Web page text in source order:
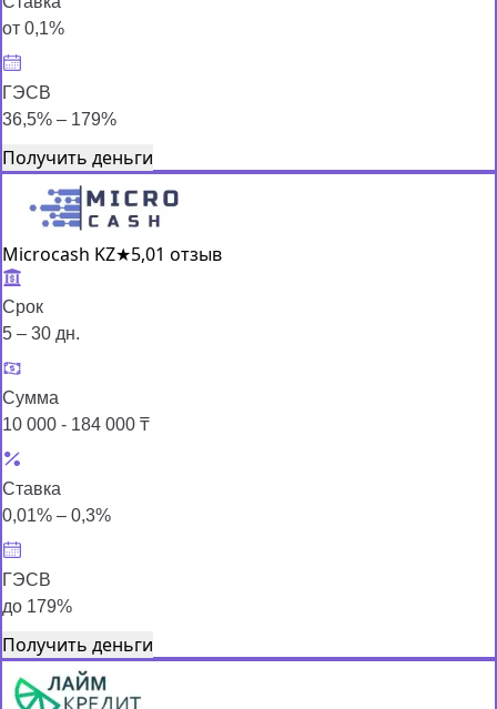
от 0,1%
ГЭСВ
36,5% – 179%
Получить деньги
Microcash KZ★5,01 отзыв
Срок
5 – 30 дн.
Сумма
10 000 - 184 000 ₸
Ставка
0,01% – 0,3%
ГЭСВ
до 179%
Получить деньги